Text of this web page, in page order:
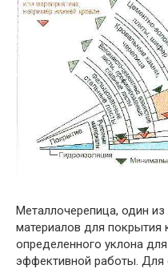
Металлочерепица, один
материалов для покрытия
определенного уклона
эффективной работы. Для